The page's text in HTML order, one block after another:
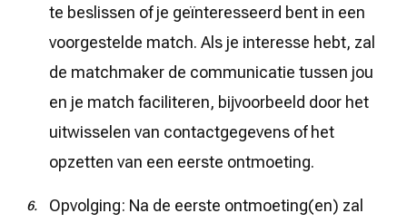
te beslissen of je geïnteresseerd bent in een
voorgestelde match. Als je interesse hebt, zal
de matchmaker de communicatie tussen jou
en je match faciliteren, bijvoorbeeld door het
uitwisselen van contactgegevens of het
opzetten van een eerste ontmoeting.
Opvolging: Na de eerste ontmoeting(en) zal